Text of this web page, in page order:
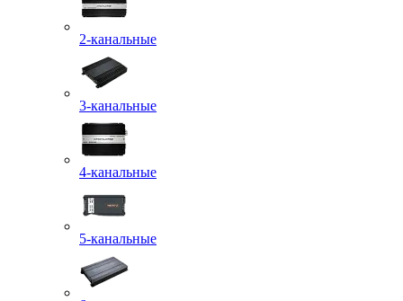
2-канальные
3-канальные
4-канальные
5-канальные